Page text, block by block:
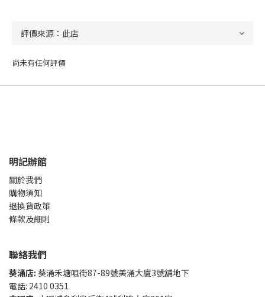
尚未有任何評價
明記辦館
關於我們
購物須知
退換貨政策
條款及細則
聯絡我們
葵涌店: 葵涌禾塘咀街87-89號美涌大廈3號舖地下
電話: 2410 0351